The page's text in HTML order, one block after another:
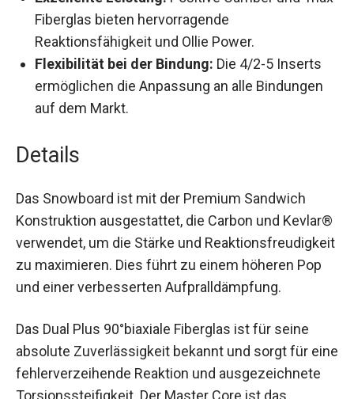
Triax Fiberglas bieten hervorragende
Reaktionsfähigkeit und Ollie Power.
Flexibilität bei der Bindung: Die 4/2-5 Inserts
ermöglichen die Anpassung an alle Bindungen
auf dem Markt.
Details
Das Snowboard ist mit der Premium Sandwich
Konstruktion ausgestattet, die Carbon und
Kevlar® verwendet, um die Stärke und
Reaktionsfreudigkeit zu maximieren. Dies führt
zu einem höheren Pop und einer verbesserten
Das Dual Plus 90°biaxiale Fiberglas ist für seine
absolute Zuverlässigkeit bekannt und sorgt für
eine fehlerverzeihende Reaktion und